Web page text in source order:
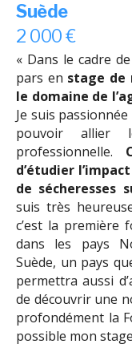
Suède
2 000 €
« Dans le cadre
pars en stage de
le domaine de
Je suis
pouvoir allier
professionnelle.
d’étudier
de sécheresses
suis très
c’est la première
dans les pays
Suède, un pays
permettra aussi
de découvrir une
profondément la
possible mon